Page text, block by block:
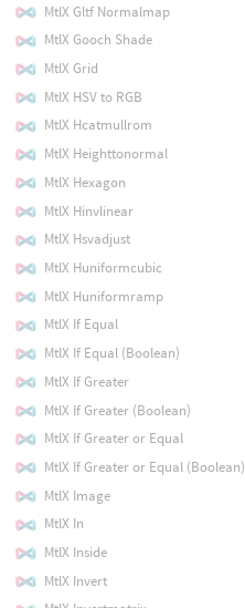
MtlX Gltf Normalmap
MtlX Gooch Shade
MtlX Grid
MtlX HSV to RGB
MtlX Hcatmullrom
MtlX Heighttonormal
MtlX Hexagon
MtlX Hinvlinear
MtlX Hsvadjust
MtlX Huniformcubic
MtlX Huniformramp
MtlX If Equal
MtlX If Equal (Boolean)
MtlX If Greater
MtlX If Greater (Boolean)
MtlX If Greater or Equal
MtlX If Greater or Equal (Boolean)
MtlX Image
MtlX In
MtlX Inside
MtlX Invert